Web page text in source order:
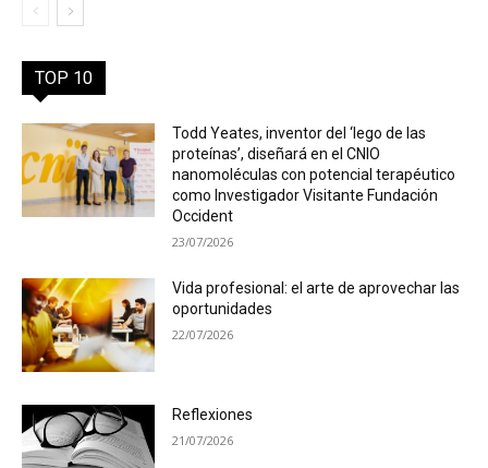
TOP 10
Todd Yeates, inventor del ‘lego de las
proteínas’, diseñará en el CNIO
nanomoléculas con potencial terapéutico
como Investigador Visitante Fundación
Occident
23/07/2026
Vida profesional: el arte de aprovechar las
oportunidades
22/07/2026
Reflexiones
21/07/2026